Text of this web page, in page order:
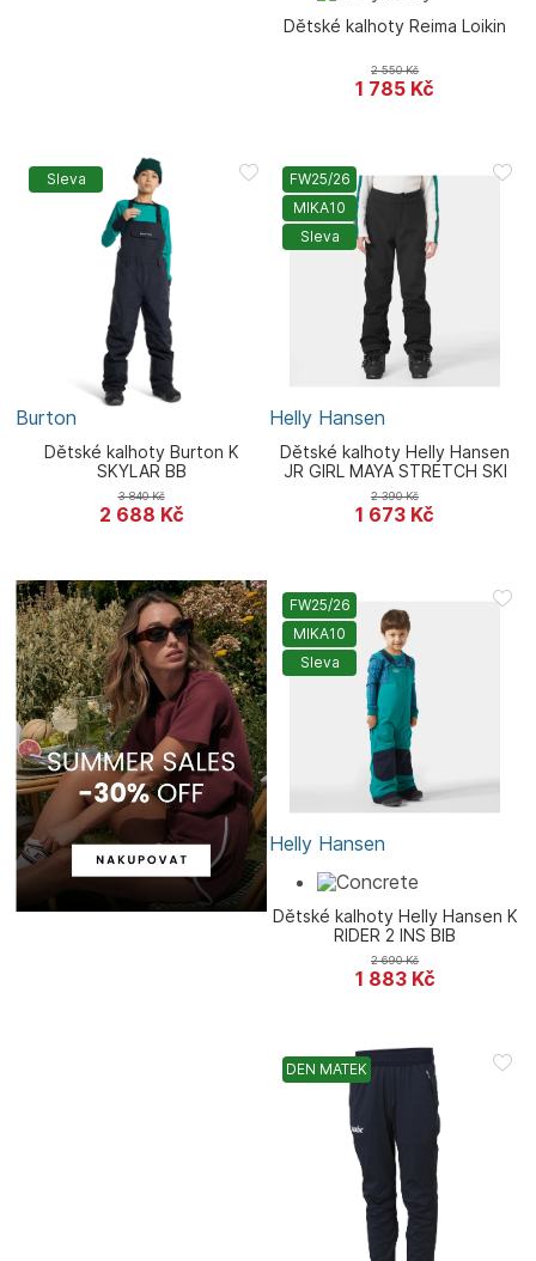
Dětské kalhoty Reima Loikin
1 785 Kč
2 550Kč
Sleva
Burton
Dětské kalhoty Burton K
SKYLAR BB
2 688 Kč
3 840Kč
FW25/26
MIKA10
Sleva
Helly Hansen
Dětské kalhoty Helly Hansen
JR GIRL MAYA STRETCH SKI
PANT
1 673 Kč
2 390Kč
FW25/26
MIKA10
Sleva
Helly Hansen
Dětské kalhoty Helly Hansen K
RIDER 2 INS BIB
1 883 Kč
2 690Kč
DEN MATEK